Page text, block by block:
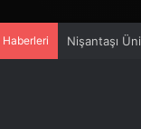
Serjoy :